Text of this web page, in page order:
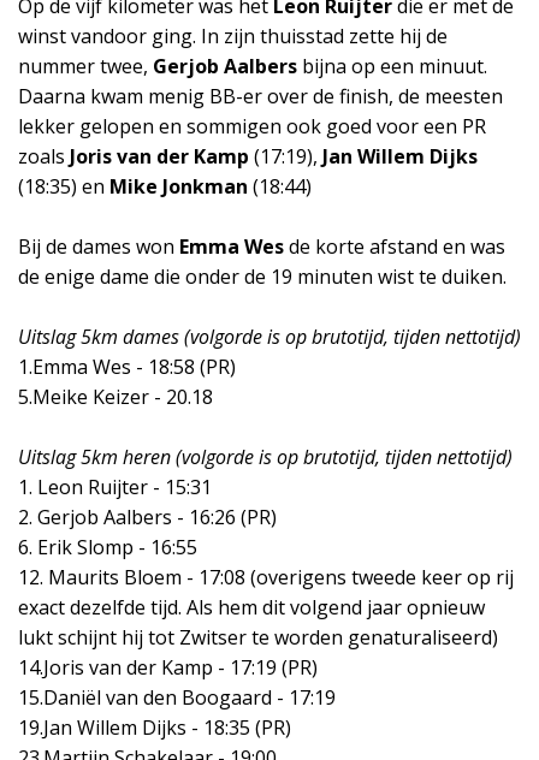
Op de vijf kilometer was het Leon Ruijterdie er met de
winst vandoor ging. In zijn thuisstad zette hij de
nummer twee, Gerjob Aalbers bijna op een minuut.
Daarna kwam menig BB-er over de finish, de meesten
lekker gelopen en sommigen ook goed voor een PR
zoals Joris van der Kamp (17:19), Jan Willem Dijks
(18:35) en Mike Jonkman (18:44)
Bij de dames won Emma Wesde korte afstand en was
de enige dame die onder de 19 minuten wist te duiken.
Uitslag 5km dames (volgorde is op brutotijd, tijden nettotijd)
1.Emma Wes - 18:58 (PR)
5.Meike Keizer - 20.18
Uitslag 5km heren (volgorde is op brutotijd, tijden nettotijd)
1. Leon Ruijter - 15:31
2. Gerjob Aalbers - 16:26 (PR)
6. Erik Slomp - 16:55
12. Maurits Bloem - 17:08 (overigens tweede keer op rij
exact dezelfde tijd. Als hem dit volgend jaar opnieuw
lukt schijnt hij tot Zwitser te worden genaturaliseerd)
14.Joris van der Kamp - 17:19 (PR)
15.Daniël van den Boogaard - 17:19
19.Jan Willem Dijks - 18:35 (PR)